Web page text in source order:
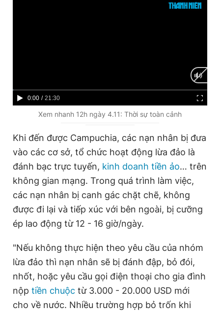
C
r
e
0:00 / D
u
a
i
o
21:30
Xem nhanh 12h ngày 4.11: Thời sự toàn cảnh
Khi đến được Campuchia, các nạn nhân bị đưa
vào các cơ sở, tổ chức hoạt động lừa đảo là
đánh bạc trực tuyến, kinh doanh tiền ảo… trên
không gian mạng. Trong quá trình làm việc,
các nạn nhân bị canh gác chặt chẽ, không
được đi lại và tiếp xúc với bên ngoài, bị cưỡng
ép lao động từ 12 - 16 giờ/ngày.
"Nếu không thực hiện theo yêu cầu của nhóm
lừa đảo thì nạn nhân sẽ bị đánh đập, bỏ đói,
nhốt, hoặc yêu cầu gọi điện thoại cho gia đình
nộp tiền chuộc từ 3.000 - 20.000 USD mới
cho về nước. Nhiều trường hợp bỏ trốn khi